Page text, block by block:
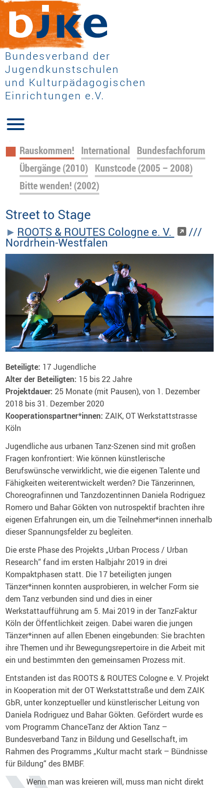
Bundesverband der
Jugendkunstschulen
und Kulturpädagogischen
Einrichtungen e.V.
Navigation
überspringen
Rauskommen! International Bundesfachforum
Übergänge (2010) Kunstcode (2005 – 2008)
Bitte wenden! (2002)
Street to Stage
ROOTS & ROUTES Cologne e. V. ///
Nordrhein-Westfalen
Beteiligte: 17 Jugendliche
Alter der Beteiligten: 15 bis 22 Jahre
Projektdauer:25 Monate (mit Pausen), von 1. Dezember
2018 bis 31. Dezember 2020
Kooperationspartner*innen: ZAIK, OT Werkstattstrasse
Köln
Jugendliche aus urbanen Tanz-Szenen sind mit großen
Fragen konfrontiert: Wie können künstlerische
Berufswünsche verwirklicht, wie die eigenen Talente und
Fähigkeiten weiterentwickelt werden? Die Tänzerinnen,
Choreografinnen und Tanzdozentinnen Daniela Rodriguez
Romero und Bahar Gökten von nutrospektif brachten ihre
eigenen Erfahrungen ein, um die Teilnehmer*innen innerhalb
dieser Spannungsfelder zu begleiten.
Die erste Phase des Projekts „Urban Process / Urban
Research“ fand im ersten Halbjahr 2019 in drei
Kompaktphasen statt. Die 17 beteiligten jungen
Tänzer*innen konnten ausprobieren, in welcher Form sie
dem Tanz verbunden sind und dies in einer
Werkstattaufführung am 5. Mai 2019 in der TanzFaktur
Köln der Öffentlichkeit zeigen. Dabei waren die jungen
Tänzer*innen auf allen Ebenen eingebunden: Sie brachten
ihre Themen und ihr Bewegungsrepertoire in die Arbeit mit
ein und bestimmten den gemeinsamen Prozess mit.
Entstanden ist das ROOTS & ROUTES Cologne e. V. Projekt
in Kooperation mit der OT Werkstattstraße und dem ZAIK
GbR, unter konzeptueller und künstlerischer Leitung von
Daniela Rodriguez und Bahar Gökten. Gefördert wurde es
vom Programm ChanceTanz der Aktion Tanz –
Bundesverband Tanz in Bildung und Gesellschaft, im
Rahmen des Programms „Kultur macht stark – Bündnisse
für Bildung“ des BMBF.
Wenn man was kreieren will, muss man nicht direkt